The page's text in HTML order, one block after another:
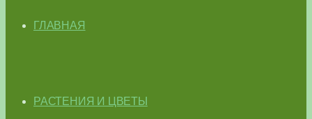
ГЛАВНАЯ
РАСТЕНИЯ И ЦВЕТЫ